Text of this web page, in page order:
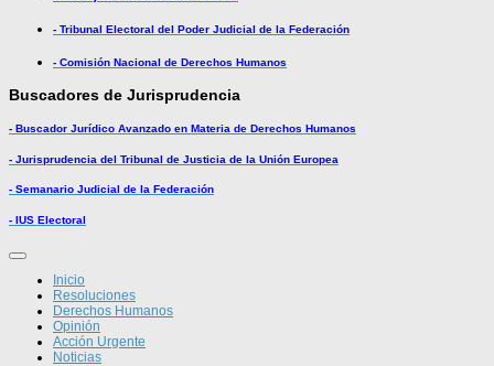
- Tribunal Electoral del Poder Judicial de la Federación
- Comisión Nacional de Derechos Humanos
Buscadores de Jurisprudencia
- Buscador Jurídico Avanzado en Materia de Derechos Humanos
- Jurisprudencia del Tribunal de Justicia de la Unión Europea
- Semanario Judicial de la Federación
- IUS Electoral
Inicio
Resoluciones
Derechos Humanos
Opinión
Acción Urgente
Noticias